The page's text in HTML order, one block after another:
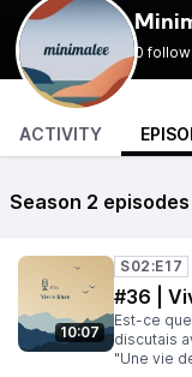
0
ACTIVITY
Season 2
10:07
S02:E17
#36 |
Est-ce
discutais
"Une vie